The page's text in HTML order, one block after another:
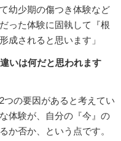
幼少期の傷つき体験など
った体験に固執して『根
成されると思います」
いは何だと思われます
の要因があると考えてい
体験が、自分の『今』の
か否か、という点です。